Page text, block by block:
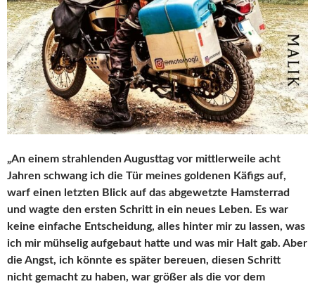
„An einem strahlenden Augusttag vor mittlerweile acht
Jahren schwang ich die Tür meines goldenen Käfigs auf,
warf einen letzten Blick auf das abgewetzte Hamsterrad
und wagte den ersten Schritt in ein neues Leben. Es war
keine einfache Entscheidung, alles hinter mir zu lassen, was
ich mir mühselig aufgebaut hatte und was mir Halt gab. Aber
die Angst, ich könnte es später bereuen, diesen Schritt
nicht gemacht zu haben, war größer als die vor dem